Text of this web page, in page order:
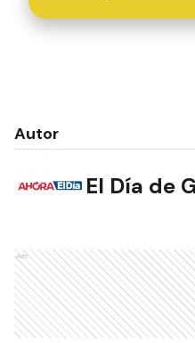
Autor
El Día de
Ads